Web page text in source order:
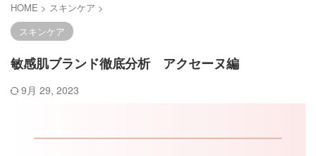
HOME > スキンケア >
スキンケア
敏感肌ブランド徹底分析 アクセーヌ編
9月 29, 2023